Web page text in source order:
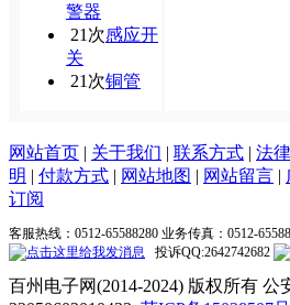
警器
21次感应开
关
21次铜管
网站首页 关于我们 联系方式 法
明
付款方式 网站地图 网站留言
订阅
客服热线：0512-65588280 业务传真：0512-
投诉QQ:2642742682
百州电子网(2014-2024) 版权所有 公